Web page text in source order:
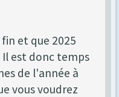
et que 2025
est donc temps
de l'année à
vous voudrez